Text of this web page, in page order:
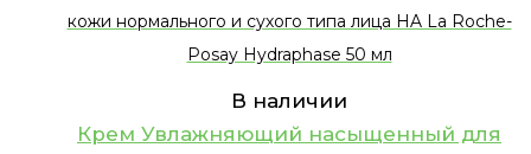
кожи нормального и сухого типа лица HA La Roche-
Posay Hydraphase 50 мл
В наличии
Крем Увлажняющий насыщенный для